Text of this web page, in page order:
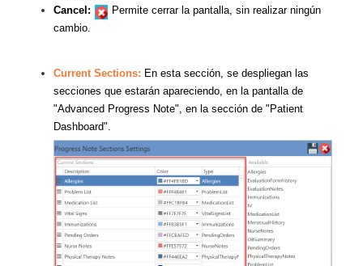
Cancel:
Permite cerrar la pantalla, sin realizar ningún
cambio.
Current Sections: En esta sección, se despliegan las
secciones que estarán apareciendo, en la pantalla de
"Advanced Progress Note", en la sección de "Patient
Dashboard".